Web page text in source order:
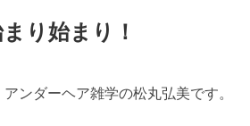
り始まり！
ンダーヘア雑学の松丸弘美です。